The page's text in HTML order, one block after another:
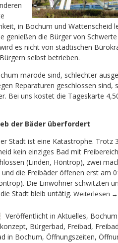
in Bochum und Wattenscheid
genießen die Bürger von
es nicht von städtischen
selbst betrieben.
marode sind, schlechter
Reparaturen geschlossen sind,
Bei uns kostet die Tageskarte
der Bäder überfordert
Stadt ist eine Katastrophe. Trotz
kein einziges Bad mit
(Linden, Höntrop), zwei
die Freibäder öffenen erst am
Die Einwohner schwitzten
Stadt bleib untätig. Weiterlesen →
Veröffentlicht in Aktuelles,
, Bürgerbad, Freibad,
in Bochum, Öffnungszeiten,